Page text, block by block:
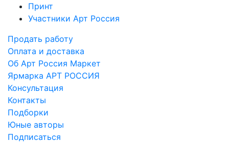
Принт
Участники Арт Россия
Продать работу
Оплата и доставка
Об Арт Россия Маркет
Ярмарка АРТ РОССИЯ
Консультация
Контакты
Подборки
Юные авторы
Подписаться